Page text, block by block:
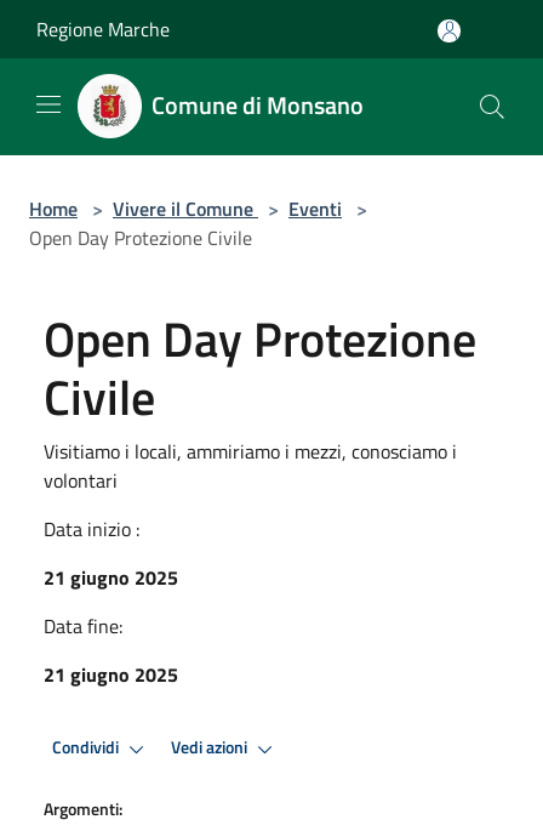
Regione Marche
Comune di Monsano
Home > Vivere il Comune > Eventi >
Open Day Protezione Civile
Open Day Protezione
Civile
Visitiamo i locali, ammiriamo i mezzi, conosciamo i
volontari
Data inizio :
21 giugno 2025
Data fine:
21 giugno 2025
Condividi Vedi azioni
Argomenti: